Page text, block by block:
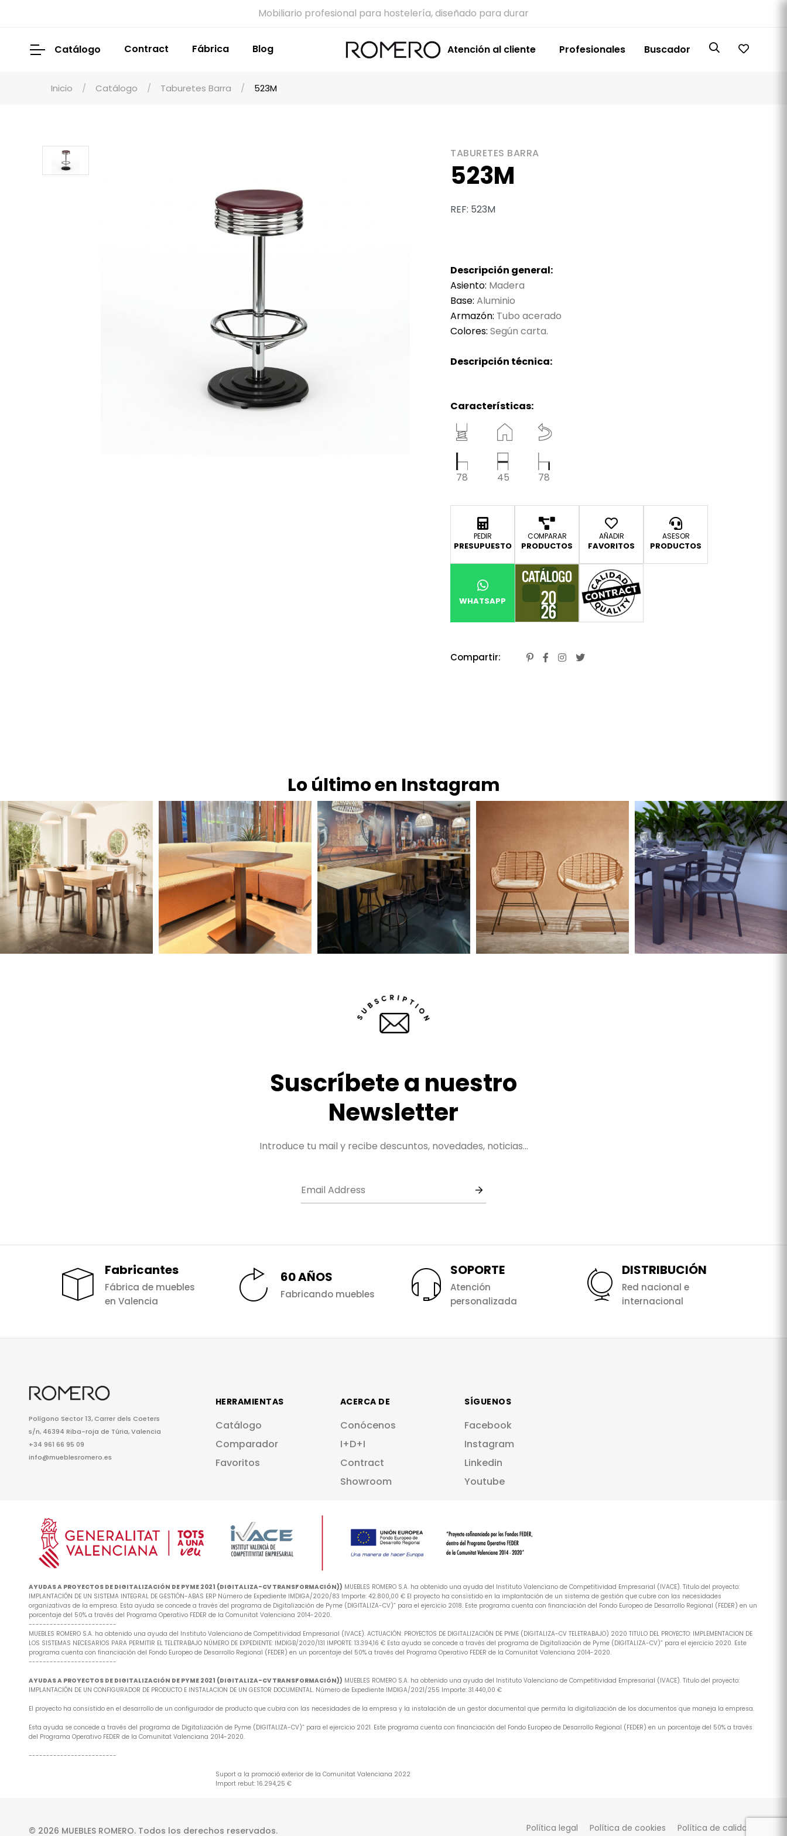
Mobiliario profesional para hostelería, diseñado para durar
Catálogo Contract Fábrica Blog Atención al cliente Profesionales Buscador
Inicio Catálogo Taburetes Barra 523M
TABURETES BARRA
523M
REF: 523M
Descripción general:
Asiento: Madera
Base: Aluminio
Armazón: Tubo acerado
Colores: Según carta.
Descripción técnica:
Características:
78 45 78
PEDIR
PRESUPUESTO
COMPARAR
PRODUCTOS
AÑADIR
FAVORITOS
ASESOR
PRODUCTOS
WHATSAPP
Compartir:
Lo último en Instagram
Suscríbete a nuestro
Newsletter
Introduce tu mail y recibe descuntos, novedades, noticias...
Fabricantes
Fábrica de muebles
en Valencia
60 AÑOS
Fabricando muebles
SOPORTE
Atención
personalizada
DISTRIBUCIÓN
Red nacional e
internacional
Polígono Sector 13, Carrer dels Coeters
s/n, 46394 Riba-roja de Túria, Valencia
+34 961 66 95 09
info@mueblesromero.es
HERRAMIENTAS
Catálogo
Comparador
Favoritos
ACERCA DE
Conócenos
I+D+I
Contract
Showroom
SÍGUENOS
Facebook
Instagram
Linkedin
Youtube
AYUDAS A PROYECTOS DE DIGITALIZACIÓN DE PYME 2021 (DIGITALIZA-CV TRANSFORMACIÓN)) MUEBLES ROMERO S.A. ha obtenido una ayuda del Instituto Valenciano de Competitividad Empresarial (IVACE). Titulo del proyecto:
IMPLANTACIÓN DE UN SISTEMA INTEGRAL DE GESTIÓN-ABAS ERP Número de Expediente IMDIGA/2020/83 Importe: 42.800,00 € El proyecto ha consistido en la implantación de un sistema de gestión que cubre con las necesidades
organizativas de la empresa. Esta ayuda se concede a través del programa de Digitalización de Pyme (DIGITALIZA-CV)” para el ejercicio 2018. Este programa cuenta con financiación del Fondo Europeo de Desarrollo Regional (FEDER) en un
porcentaje del 50% a través del Programa Operativo FEDER de la Comunitat Valenciana 2014-2020.
-------------------------
MUEBLES ROMERO S.A. ha obtenido una ayuda del Instituto Valenciano de Competitividad Empresarial (IVACE). ACTUACIÓN: PROYECTOS DE DIGITALIZACIÓN DE PYME (DIGITALIZA-CV TELETRABAJO) 2020 TITULO DEL PROYECTO: IMPLEMENTACION DE
LOS SISTEMAS NECESARIOS PARA PERMITIR EL TELETRABAJO NÚMERO DE EXPEDIENTE: IMDIGB/2020/131 IMPORTE: 13.394,16 € Esta ayuda se concede a través del programa de Digitalización de Pyme (DIGITALIZA-CV)” para el ejercicio 2020. Este
programa cuenta con financiación del Fondo Europeo de Desarrollo Regional (FEDER) en un porcentaje del 50% a través del Programa Operativo FEDER de la Comunitat Valenciana 2014-2020.
-------------------------
AYUDAS A PROYECTOS DE DIGITALIZACIÓN DE PYME 2021 (DIGITALIZA-CV TRANSFORMACIÓN)) MUEBLES ROMERO S.A. ha obtenido una ayuda del Instituto Valenciano de Competitividad Empresarial (IVACE). Titulo del proyecto:
IMPLANTACIÓN DE UN CONFIGURADOR DE PRODUCTO E INSTALACION DE UN GESTOR DOCUMENTAL. Número de Expediente IMDIGA/2021/255 Importe: 31.440,00 €
El proyecto ha consistido en el desarrollo de un configurador de producto que cubra con las necesidades de la empresa y la instalación de un gestor documental que permita la digitalización de los documentos que maneja la empresa.
Esta ayuda se concede a través del programa de Digitalización de Pyme (DIGITALIZA-CV)” para el ejercicio 2021. Este programa cuenta con financiación del Fondo Europeo de Desarrollo Regional (FEDER) en un porcentaje del 50% a través
del Programa Operativo FEDER de la Comunitat Valenciana 2014-2020.
-------------------------
Suport a la promoció exterior de la Comunitat Valenciana 2022
Import rebut: 16.294,25 €
© 2026 MUEBLES ROMERO. Todos los derechos reservados. Política legal Política de cookies Política de calidad